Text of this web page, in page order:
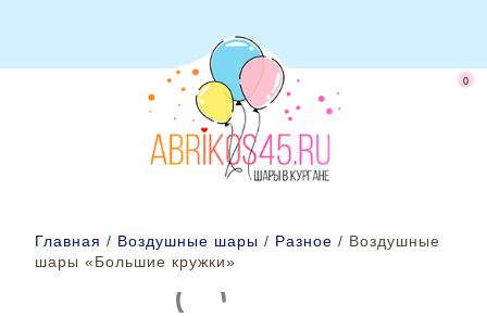
0
Главная / Воздушные шары / Разное / Воздушные
шары «Большие кружки»